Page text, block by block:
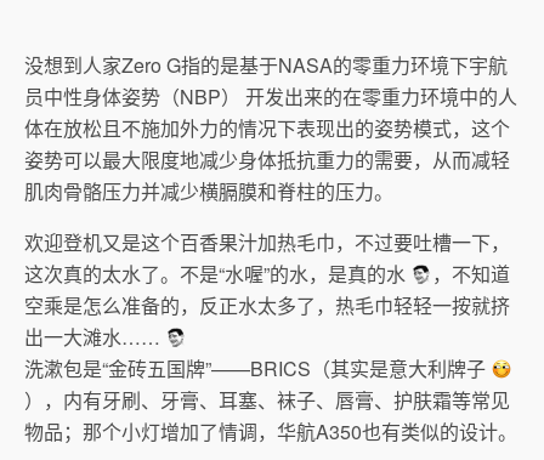
没想到人家Zero G指的是基于NASA的零重力环境下宇航
员中性身体姿势（NBP） 开发出来的在零重力环境中的人
体在放松且不施加外力的情况下表现出的姿势模式，这个
姿势可以最大限度地减少身体抵抗重力的需要，从而减轻
肌肉骨骼压力并减少横膈膜和脊柱的压力。
欢迎登机又是这个百香果汁加热毛巾，不过要吐槽一下，
这次真的太水了。不是“水喔”的水，是真的水
，不知道
空乘是怎么准备的，反正水太多了，热毛巾轻轻一按就挤
出一大滩水……
洗漱包是“金砖五国牌”——BRICS（其实是意大利牌子
），内有牙刷、牙膏、耳塞、袜子、唇膏、护肤霜等常见
物品；那个小灯增加了情调，华航A350也有类似的设计。